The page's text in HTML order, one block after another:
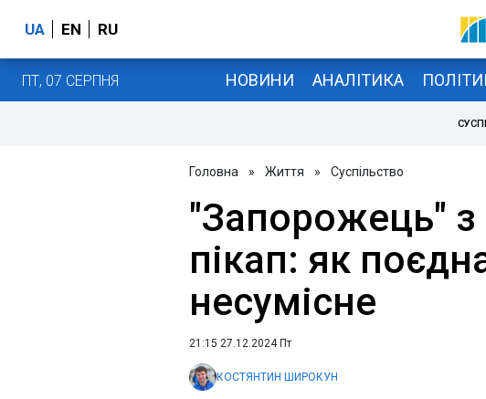
UA EN RU
ПТ, 07 СЕРПНЯ НОВИНИ АНАЛІТИКА
Головна » Життя » Суспільство
"Запорожець" з
пікап: як
несумісне
21:15 27.12.2024 Пт
КОСТЯНТИН ШИРОКУН